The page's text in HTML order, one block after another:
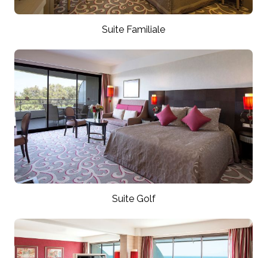
Suite Familiale
Suite Golf